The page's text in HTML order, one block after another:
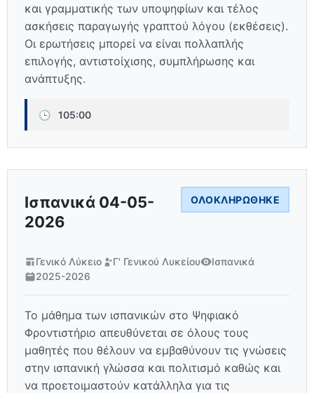
και γραμματικής των υποψηφίων και τέλος
ασκήσεις παραγωγής γραπτού λόγου (εκθέσεις).
Οι ερωτήσεις μπορεί να είναι πολλαπλής
επιλογής, αντιστοίχισης, συμπλήρωσης και
ανάπτυξης.
🕒 105:00
Ισπανικά 04-05-
2026
ΟΛΟΚΛΗΡΏΘΗΚΕ
Γενικό Λύκειο Γ' Γενικού Λυκείου
Ισπανικά
2025-2026
Το μάθημα των ισπανικών στο Ψηφιακό
Φροντιστήριο απευθύνεται σε όλους τους
μαθητές που θέλουν να εμβαθύνουν τις γνώσεις
στην ισπανική γλώσσα και πολιτισμό καθώς και
να προετοιμαστούν κατάλληλα για τις